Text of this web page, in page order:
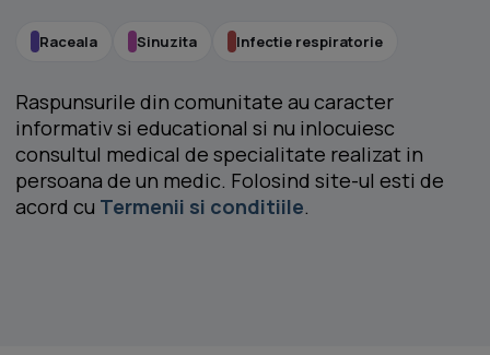
Raceala Sinuzita Infectie respiratorie
Raspunsurile din comunitate au caracter
informativ si educational si nu inlocuiesc
consultul medical de specialitate realizat in
persoana de un medic. Folosind site-ul esti de
acord cu Termenii si conditiile.